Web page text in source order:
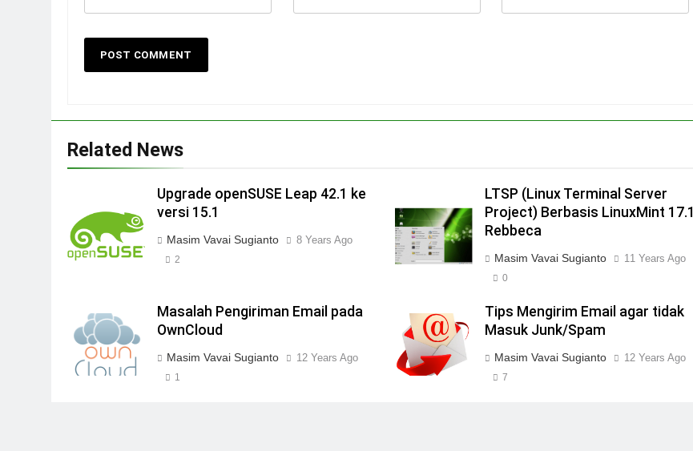
Related News
Upgrade openSUSE Leap 42.1 ke
versi 15.1
Masim Vavai Sugianto 8 Years Ago
2
LTSP (Linux Terminal Server
Project) Berbasis LinuxMint 17.1
Rebbeca
Masim Vavai Sugianto 11 Years Ago
0
Masalah Pengiriman Email pada
OwnCloud
Masim Vavai Sugianto 12 Years Ago
1
Tips Mengirim Email agar tidak
Masuk Junk/Spam
Masim Vavai Sugianto 12 Years Ago
7